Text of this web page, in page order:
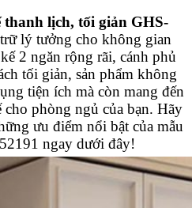
thanh lịch, tối giản GHS-
lý tưởng cho không gian
2 ngăn rộng rãi, cánh phủ
tối giản, sản phẩm không
tiện ích mà còn mang đến
cho phòng ngủ của bạn. Hãy
ưu điểm nổi bật của mẫu
ngay dưới đây!